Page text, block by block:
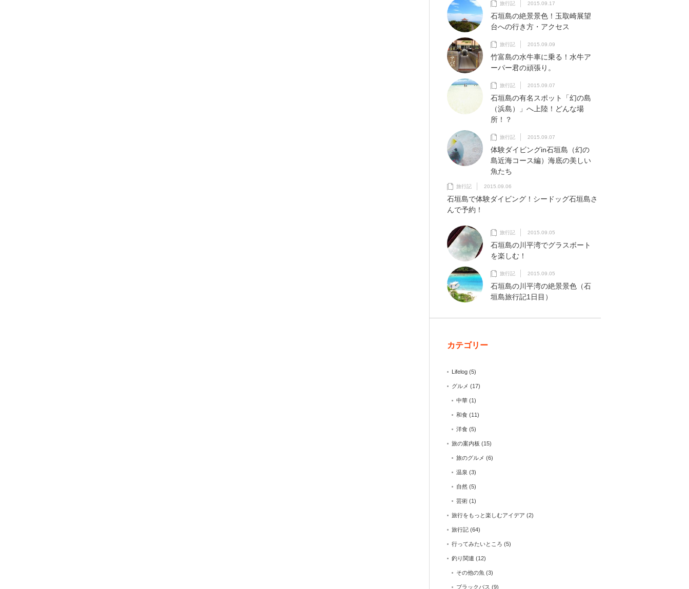
旅行記 2015.09.17
石垣島の絶景景色！玉取崎展望
台への行き方・アクセス
旅行記 2015.09.09
竹富島の水牛車に乗る！水牛ア
ーパー君の頑張り。
旅行記 2015.09.07
石垣島の有名スポット「幻の島
（浜島）」へ上陸！どんな場
所！？
旅行記 2015.09.07
体験ダイビングin石垣島（幻の
島近海コース編）海底の美しい
魚たち
旅行記 2015.09.06
石垣島で体験ダイビング！シードッグ石垣島さ
んで予約！
旅行記 2015.09.05
石垣島の川平湾でグラスボート
を楽しむ！
旅行記 2015.09.05
石垣島の川平湾の絶景景色（石
垣島旅行記1日目）
カテゴリー
Lifelog (5)
グルメ (17)
中華 (1)
和食 (11)
洋食 (5)
旅の案内板 (15)
旅のグルメ (6)
温泉 (3)
自然 (5)
芸術 (1)
旅行をもっと楽しむアイデア (2)
旅行記 (64)
行ってみたいところ (5)
釣り関連 (12)
その他の魚 (3)
ブラックバス (9)